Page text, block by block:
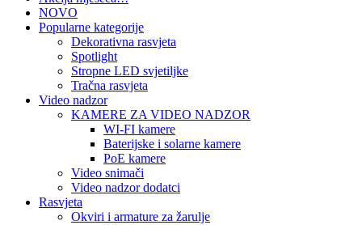
NOVO
Popularne kategorije
Dekorativna rasvjeta
Spotlight
Stropne LED svjetiljke
Tračna rasvjeta
Video nadzor
KAMERE ZA VIDEO NADZOR
WI-FI kamere
Baterijske i solarne kamere
PoE kamere
Video snimači
Video nadzor dodatci
Rasvjeta
Okviri i armature za žarulje